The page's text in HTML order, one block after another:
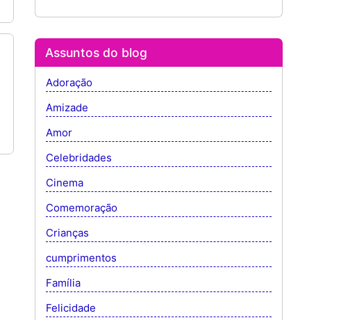
Assuntos do blog
Adoração
Amizade
Amor
Celebridades
Cinema
Comemoração
Crianças
cumprimentos
Família
Felicidade